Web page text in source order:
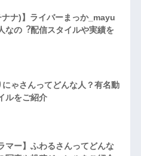
ナナ)】ライバーまっか_mayu
なの︖配信スタイルや実績を
ゃさんってどんな⼈？有名動
ルをご紹介
マー】ふわるさんってどんな